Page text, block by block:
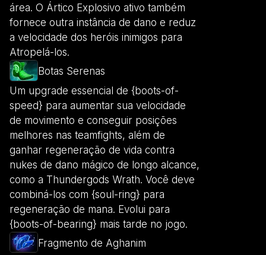
área. O Ártico Explosivo ativo também
fornece outra instância de dano e reduz
a velocidade dos heróis inimigos para
Atropelá-los.
Botas Serenas
Um upgrade essencial de {boots-of-
speed} para aumentar sua velocidade
de movimento e conseguir posições
melhores nas teamfights, além de
ganhar regeneração de vida contra
nukes de dano mágico de longo alcance,
como a Thundergods Wrath. Você deve
combiná-los com {soul-ring} para
regeneração de mana. Evolui para
{boots-of-bearing} mais tarde no jogo.
Fragmento de Aghanim